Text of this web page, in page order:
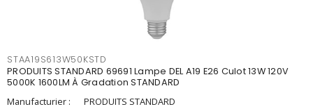
STAA19S613W50KSTD
PRODUITS STANDARD 69691 Lampe DEL A19 E26 Culot 13W 120V
5000K 1600LM À Gradation STANDARD
Manufacturier :
PRODUITS STANDARD